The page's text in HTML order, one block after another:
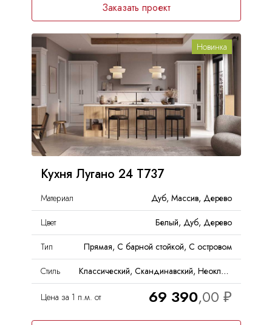
Заказать проект
Новинка
Кухня Лугано 24 Т737
Материал
Дуб, Массив, Дерево
Цвет
Белый, Дуб, Дерево
Тип
Прямая, С барной стойкой, С островом
Стиль
Классический, Скандинавский, Неоклассика, Кантри
Цена за 1 п.м. от 69 390